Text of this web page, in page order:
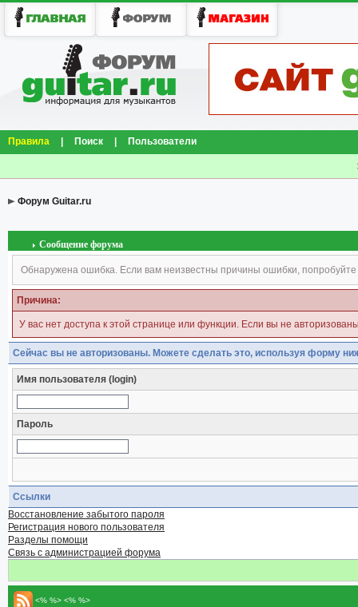
Правила Поиск Пользователи
Форум Guitar.ru
Сообщение форума
Обнаружена ошибка. Если вам неизвестны причины ошибки, попробуйте
Причина:
У вас нет доступа к этой странице или функции. Если вы не
Сейчас вы не авторизованы. Можете сделать это, используя форму
Имя пользователя (login)
Пароль
Ссылки
Восстановление забытого пароля
Регистрация нового пользователя
Разделы помощи
Связь с администрацией форума
<% %> <% %>